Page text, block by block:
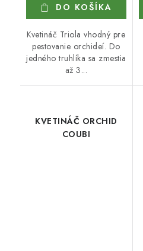
DO KOŠÍKA
Kvetináč Triola vhodný pre
pestovanie orchideí. Do
jedného truhlíka sa zmestia
až 3...
KVETINÁČ ORCHID
COUBI